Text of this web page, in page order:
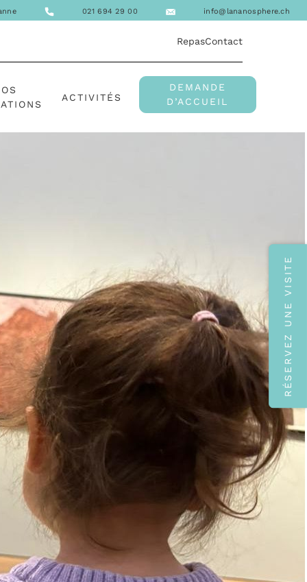
021 694 29 00 info@lananosphere.ch
RepasContact
ACTIVITÉS
DEMANDE
D’ACCUEIL
RÉSERVEZ UNE VISITE